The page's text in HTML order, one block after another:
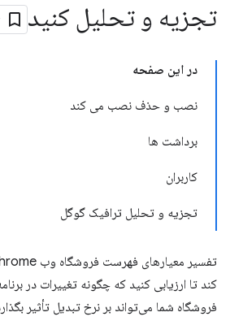
تجزیه و تحلیل کنید
در این صفحه
نصب و حذف نصب می کند
برداشت ها
کاربران
تجزیه و تحلیل ترافیک گوگل
کند تا ارزیابی کنید که چگونه تغییرات در
فروشگاه شما می‌تواند بر نرخ تبدیل تأثیر